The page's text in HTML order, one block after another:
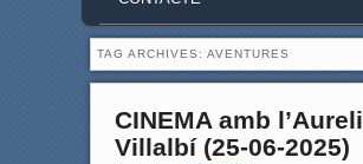
TAG ARCHIVES: AVENTURES
CINEMA amb l’Aureli
Villalbí (25-06-2025)